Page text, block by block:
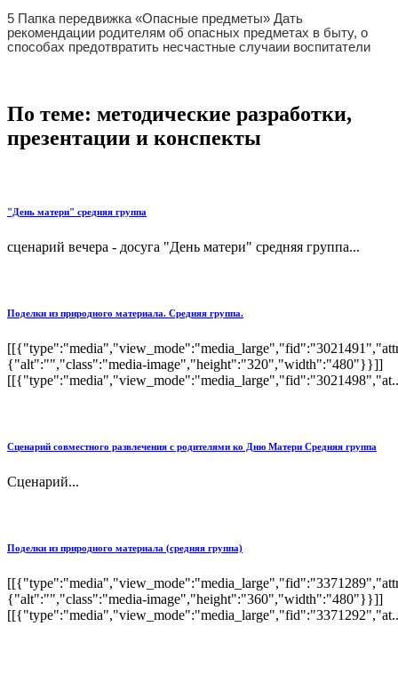
5 Папка передвижка «Опасные предметы» Дать
рекомендации родителям об опасных предметах в быту, о
способах предотвратить несчастные случаии воспитатели
По теме: методические разработки,
презентации и конспекты
"День матери" средняя группа
сценарий вечера - досуга "День матери" средняя группа...
Поделки из природного материала. Средняя группа.
{"alt":"","class":"media-image","height":"320","width":"480"}}]]
Сценарий совместного развлечения с родителями ко Дню Матери Средняя группа
Сценарий...
Поделки из природного материала (средняя группа)
{"alt":"","class":"media-image","height":"360","width":"480"}}]]